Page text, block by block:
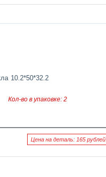
Кол-во в упаковке: 2
Цена на деталь: 165 рублей